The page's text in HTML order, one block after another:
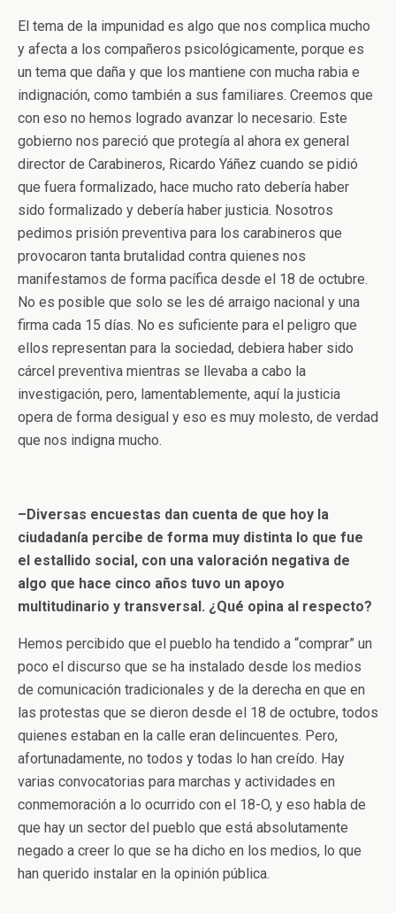
El tema de la impunidad es algo que nos complica mucho
y afecta a los compañeros psicológicamente, porque es
un tema que daña y que los mantiene con mucha rabia e
indignación, como también a sus familiares. Creemos que
con eso no hemos logrado avanzar lo necesario. Este
gobierno nos pareció que protegía al ahora ex general
director de Carabineros, Ricardo Yáñez cuando se pidió
que fuera formalizado, hace mucho rato debería haber
sido formalizado y debería haber justicia. Nosotros
pedimos prisión preventiva para los carabineros que
provocaron tanta brutalidad contra quienes nos
manifestamos de forma pacífica desde el 18 de octubre.
No es posible que solo se les dé arraigo nacional y una
firma cada 15 días. No es suficiente para el peligro que
ellos representan para la sociedad, debiera haber sido
cárcel preventiva mientras se llevaba a cabo la
investigación, pero, lamentablemente, aquí la justicia
opera de forma desigual y eso es muy molesto, de verdad
que nos indigna mucho.
–Diversas encuestas dan cuenta de que hoy la
ciudadanía percibe de forma muy distinta lo que fue
el estallido social, con una valoración negativa de
algo que hace cinco años tuvo un apoyo
multitudinario y transversal. ¿Qué opina al respecto?
Hemos percibido que el pueblo ha tendido a “comprar” un
poco el discurso que se ha instalado desde los medios
de comunicación tradicionales y de la derecha en que en
las protestas que se dieron desde el 18 de octubre, todos
quienes estaban en la calle eran delincuentes. Pero,
afortunadamente, no todos y todas lo han creído. Hay
varias convocatorias para marchas y actividades en
conmemoración a lo ocurrido con el 18-O, y eso habla de
que hay un sector del pueblo que está absolutamente
negado a creer lo que se ha dicho en los medios, lo que
han querido instalar en la opinión pública.